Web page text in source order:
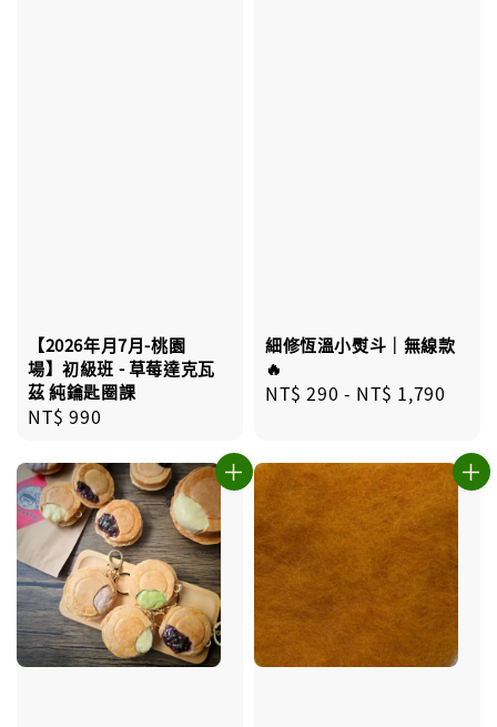
【2026年月7月-桃園
場】初級班 - 草莓達克瓦
茲 純鑰匙圈課
Regular
NT$ 990
細修恆溫小熨斗｜無線款
🔥
Regular
NT$ 290 - NT$ 1,790